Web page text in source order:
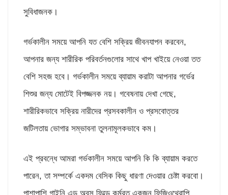
সুবিধাজনক।
গর্ভকালীন সময়ে আপনি যত বেশি সক্রিয় জীবনযাপন করবেন,
আপনার জন্য শারীরিক পরিবর্তনগুলোর সাথে খাপ খাইয়ে নেওয়া তত
বেশি সহজ হবে। গর্ভকালীন সময়ে ব্যায়াম করাটা আপনার গর্ভের
শিশুর জন্য মোটেই বিপজ্জনক নয়। গবেষনায় দেখা গেছে,
শারীরিকভাবে সক্রিয় নারীদের প্রসবকালীন ও প্রসবোত্তর
জটিলতায় ভোগার সম্ভাবনা তুলনামূলকভাবে কম।
এই প্রবন্ধে আমরা গর্ভকালীন সময়ে আপনি কি কি ব্যায়াম করতে
পারেন, তা সম্পর্কে একদম বেসিক কিছু ধারণা দেওয়ার চেষ্টা করবো।